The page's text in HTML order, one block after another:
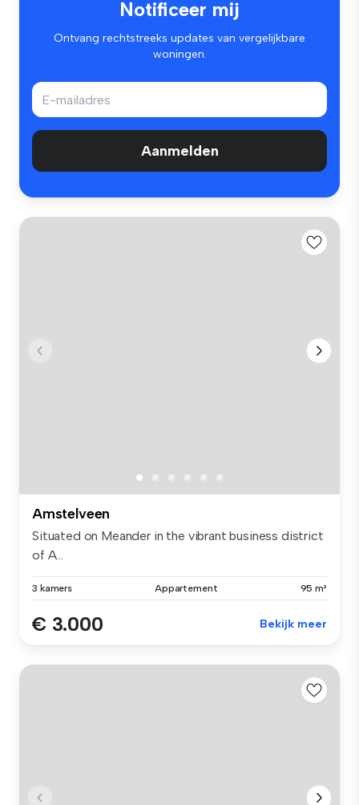
Notificeer mij
Ontvang rechtstreeks updates van vergelijkbare
woningen.
Aanmelden
Amstelveen
Situated on Meander in the vibrant business district
of A...
3 kamers Appartement 95 m²
€ 3.000 Bekijk meer